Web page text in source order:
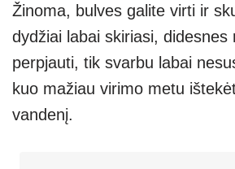
Žinoma, bulves galite virti ir
dydžiai labai skiriasi, didesnes
perpjauti, tik svarbu labai
kuo mažiau virimo metu
vandenį.